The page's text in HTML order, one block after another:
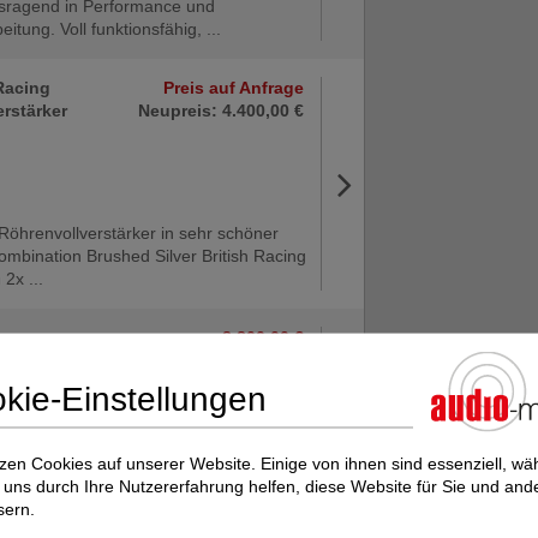
in Performance und
Voll funktionsfähig, ...
Preis auf Anfrage
Neupreis: 4.400,00 €
in sehr schöner
Brushed Silver British Racing
...
8.800,00 €
krásně provedený integrovaný
Luxman L509Z s výborným phono
. Stav nového ...
Einstellungen
Cookies auf unserer Website. Einige von ihnen sind essenziell,
durch Ihre Nutzererfahrung helfen, diese Website für Sie und